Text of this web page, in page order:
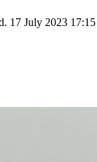
17 July 2023 17:15